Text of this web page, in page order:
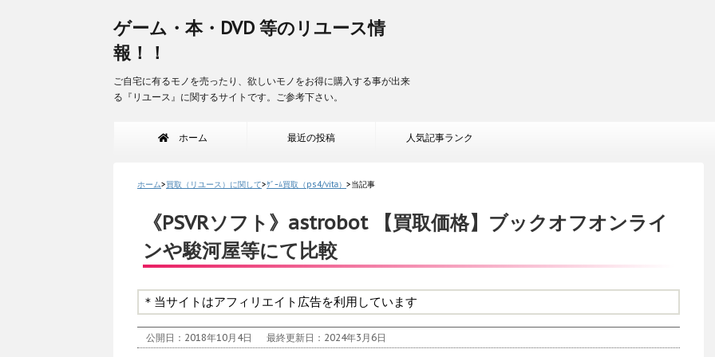
ゲーム・本・DVD 等のリユース情
報！！
ご自宅に有るモノを売ったり、欲しいモノをお得に購入する事が出来
る『リユース』に関するサイトです。ご参考下さい。
ホーム 最近の投稿 人気記事ランク
ホーム>買取（リユース）に関して>ｹﾞｰﾑ買取（ps4/vita） >当記事
《PSVRソフト》astrobot 【買取価格】ブックオフオンライ
ンや駿河屋等にて比較
＊当サイトはアフィリエイト広告を利用しています
公開日：2018年10月4日 最終更新日：2024年3月6日